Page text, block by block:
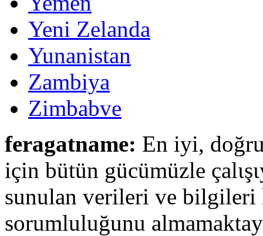
Yeni Zelanda
Yunanistan
Zambiya
Zimbabve
feragatname: En iyi,
için bütün gücümüzle
sunulan verileri ve bilgileri
sorumluluğunu